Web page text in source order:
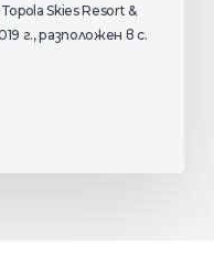
Skies Resort &
г., разположен в с.